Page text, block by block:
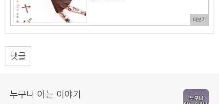
더보기
댓글
누구나 아는 이야기